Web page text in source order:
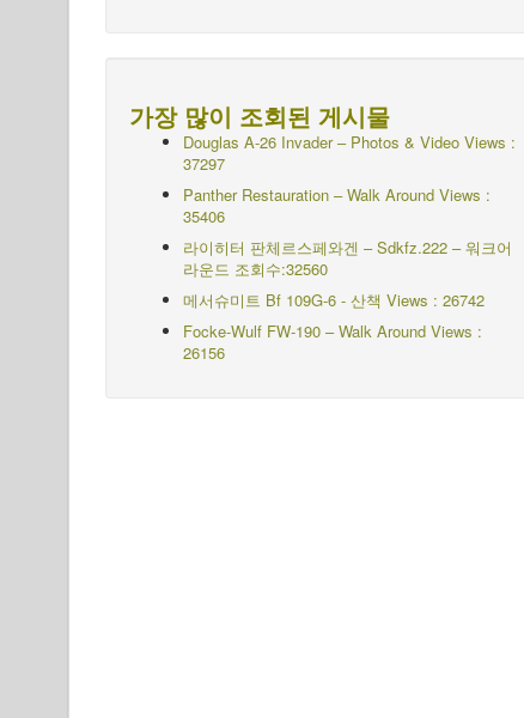
가장 많이 조회된 게시물
Douglas A-26 Invader – Photos & Video Views :
37297
Panther Restauration – Walk Around Views :
35406
라이히터 판체르스페와겐 – Sdkfz.222 – 워크어
라운드 조회수:32560
메서슈미트 Bf 109G-6 - 산책 Views : 26742
Focke-Wulf FW-190 – Walk Around Views :
26156